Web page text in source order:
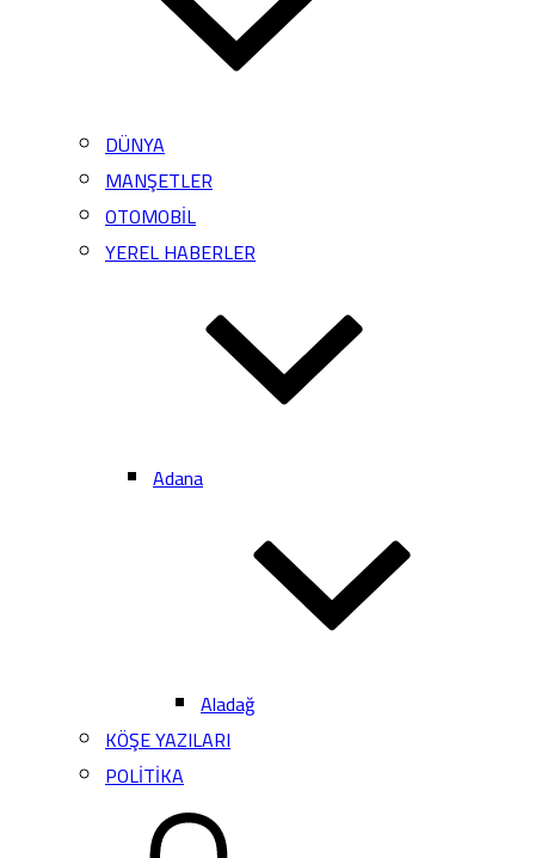
DÜNYA
MANŞETLER
OTOMOBİL
YEREL HABERLER
Adana
Aladağ
KÖŞE YAZILARI
POLİTİKA